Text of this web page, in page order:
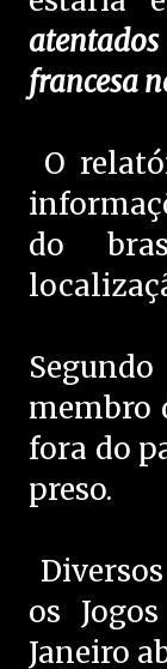
francesa
O
do
membro
fora do
preso.
os
Janeiro